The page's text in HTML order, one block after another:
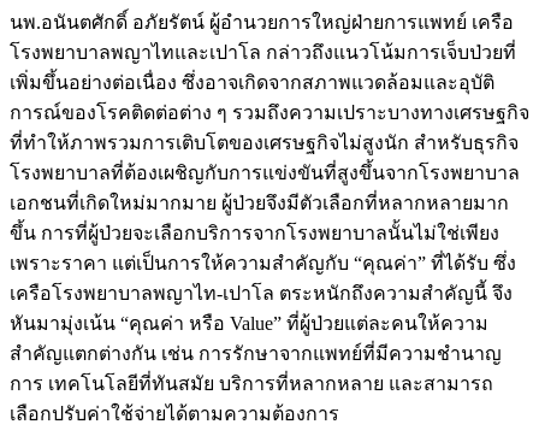
นพ.อนันตศักดิ์ อภัยรัตน์ ผู้อำนวยการใหญ่ฝ่ายการแพทย์ เครือ
โรงพยาบาลพญาไทและเปาโล กล่าวถึงแนวโน้มการเจ็บป่วยที่
เพิ่มขึ้นอย่างต่อเนื่อง ซึ่งอาจเกิดจากสภาพแวดล้อมและอุบัติ
การณ์ของโรคติดต่อต่าง ๆ รวมถึงความเปราะบางทางเศรษฐกิจ
ที่ทำให้ภาพรวมการเติบโตของเศรษฐกิจไม่สูงนัก สำหรับธุรกิจ
โรงพยาบาลที่ต้องเผชิญกับการแข่งขันที่สูงขึ้นจากโรงพยาบาล
เอกชนที่เกิดใหม่มากมาย ผู้ป่วยจึงมีตัวเลือกที่หลากหลายมาก
ขึ้น การที่ผู้ป่วยจะเลือกบริการจากโรงพยาบาลนั้นไม่ใช่เพียง
เพราะราคา แต่เป็นการให้ความสำคัญกับ “คุณค่า” ที่ได้รับ ซึ่ง
เครือโรงพยาบาลพญาไท-เปาโล ตระหนักถึงความสำคัญนี้ จึง
หันมามุ่งเน้น “คุณค่า หรือ Value” ที่ผู้ป่วยแต่ละคนให้ความ
สำคัญแตกต่างกัน เช่น การรักษาจากแพทย์ที่มีความชำนาญ
การ เทคโนโลยีที่ทันสมัย บริการที่หลากหลาย และสามารถ
เลือกปรับค่าใช้จ่ายได้ตามความต้องการ